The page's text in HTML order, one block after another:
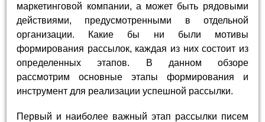
маркетинговой компании, а может быть рядовыми
действиями, предусмотренными в отдельной
организации. Какие бы ни были мотивы
формирования рассылок, каждая из них состоит из
определенных этапов. В данном обзоре
рассмотрим основные этапы формирования и
инструмент для реализации успешной рассылки.
Первый и наиболее важный этап рассылки писем